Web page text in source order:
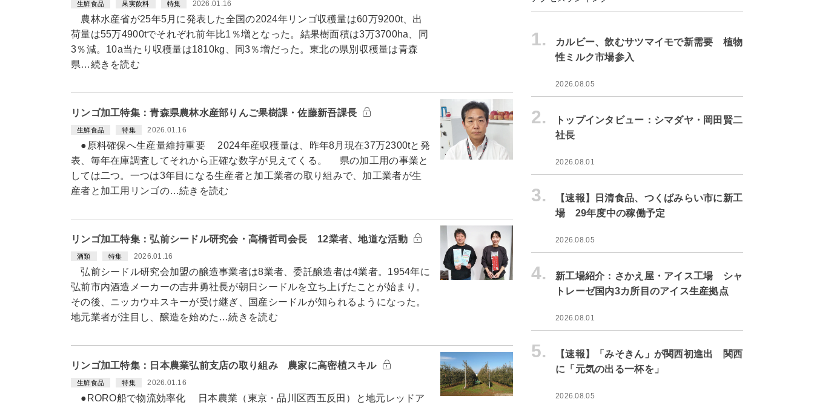
生鮮食品 果実飲料 特集 2026.01.16
農林水産省が25年5月に発表した全国の2024年リンゴ収穫量は60万9200t、出
荷量は55万4900tでそれぞれ前年比1％増となった。結果樹面積は3万3700ha、同
3％減。10a当たり収穫量は1810kg、同3％増だった。東北の県別収穫量は青森
県…続きを読む
リンゴ加工特集：青森県農林水産部りんご果樹課・佐藤新吾課長
生鮮食品 特集 2026.01.16
●原料確保へ生産量維持重要 2024年産収穫量は、昨年8月現在37万2300tと発
表、毎年在庫調査してそれから正確な数字が見えてくる。 県の加工用の事業と
しては二つ。一つは3年目になる生産者と加工業者の取り組みで、加工業者が生
産者と加工用リンゴの…続きを読む
リンゴ加工特集：弘前シードル研究会・高橋哲司会長 12業者、地道な活動
酒類 特集 2026.01.16
弘前シードル研究会加盟の醸造事業者は8業者、委託醸造者は4業者。1954年に
弘前市内酒造メーカーの吉井勇社長が朝日シードルを立ち上げたことが始まり。
その後、ニッカウヰスキーが受け継ぎ、国産シードルが知られるようになった。
地元業者が注目し、醸造を始めた…続きを読む
リンゴ加工特集：日本農業弘前支店の取り組み 農家に高密植スキル
生鮮食品 特集 2026.01.16
●RORO船で物流効率化 日本農業（東京・品川区西五反田）と地元レッドア
1.
カルビー、飲むサツマイモで新需要 植物
性ミルク市場参入
2026.08.05
2.
トップインタビュー：シマダヤ・岡田賢二
社長
2026.08.01
3.
【速報】日清食品、つくばみらい市に新工
場 29年度中の稼働予定
2026.08.05
4.
新工場紹介：さかえ屋・アイス工場 シャ
トレーゼ国内3カ所目のアイス生産拠点
2026.08.01
5.
【速報】「みそきん」が関西初進出 関西
に「元気の出る一杯を」
2026.08.05